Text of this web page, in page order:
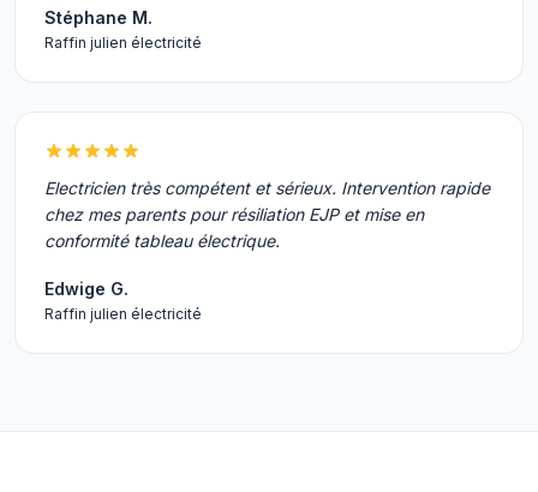
Stéphane M.
Raffin julien électricité
Electricien très compétent et sérieux. Intervention rapide
chez mes parents pour résiliation EJP et mise en
conformité tableau électrique.
Edwige G.
Raffin julien électricité